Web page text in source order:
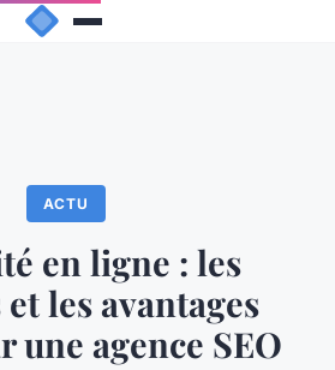
ACTU
en ligne : les
les avantages
une agence SEO